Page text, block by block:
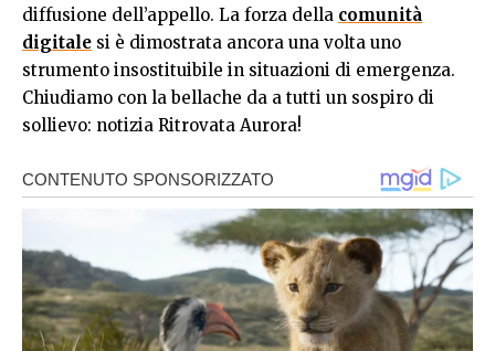
diffusione dell’appello. La forza della comunità
digitale si è dimostrata ancora una volta uno
strumento insostituibile in situazioni di emergenza.
Chiudiamo con la bellache da a tutti un sospiro di
sollievo: notizia Ritrovata Aurora!